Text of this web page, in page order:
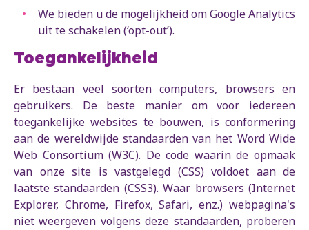
We bieden u de mogelijkheid om Google Analytics
uit te schakelen (‘opt-out’).
Toegankelijkheid
Er bestaan veel soorten computers, browsers en
gebruikers. De beste manier om voor iedereen
toegankelijke websites te bouwen, is conformering
aan de wereldwijde standaarden van het Word Wide
Web Consortium (W3C). De code waarin de opmaak
van onze site is vastgelegd (CSS) voldoet aan de
laatste standaarden (CSS3). Waar browsers (Internet
Explorer, Chrome, Firefox, Safari, enz.) webpagina's
niet weergeven volgens deze standaarden, proberen